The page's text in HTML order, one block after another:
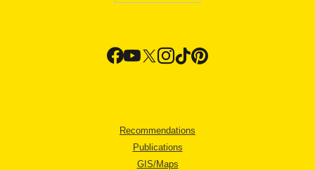
Recommendations
Publications
GIS/Maps